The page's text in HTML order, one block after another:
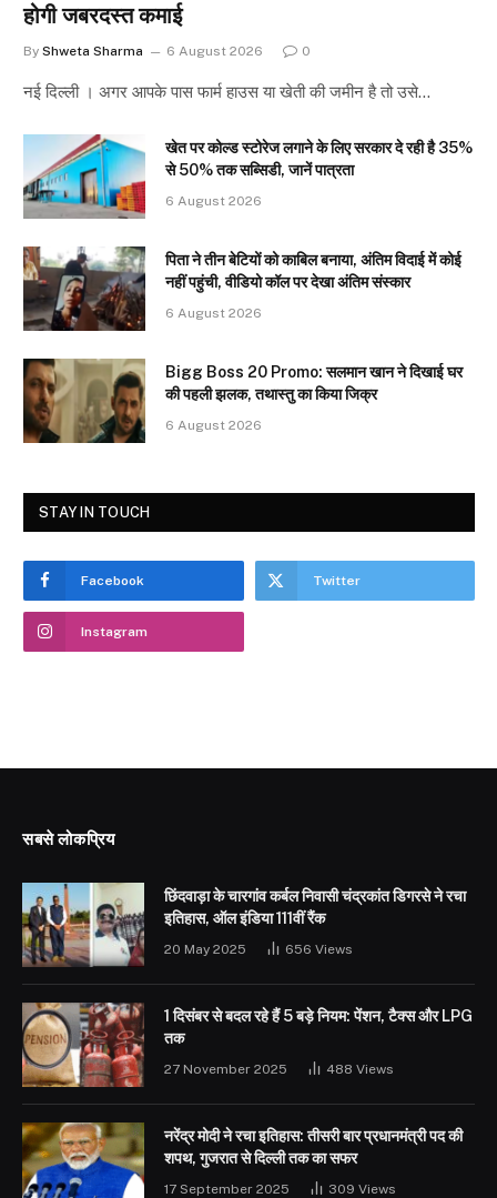
होगी जबरदस्त कमाई
By Shweta Sharma 6 August 2026 0
नई दिल्ली । अगर आपके पास फार्म हाउस या खेती की जमीन है तो उसे…
खेत पर कोल्ड स्टोरेज लगाने के लिए सरकार दे रही है 35%
से 50% तक सब्सिडी, जानें पात्रता
6 August 2026
पिता ने तीन बेटियों को काबिल बनाया, अंतिम विदाई में कोई
नहीं पहुंची, वीडियो कॉल पर देखा अंतिम संस्कार
6 August 2026
Bigg Boss 20 Promo: सलमान खान ने दिखाई घर
की पहली झलक, तथास्तु का किया जिक्र
6 August 2026
STAY IN TOUCH
Facebook Twitter
Instagram
सबसे लोकप्रिय
छिंदवाड़ा के चारगांव कर्बल निवासी चंद्रकांत डिगरसे ने रचा
इतिहास, ऑल इंडिया 111वीं रैंक
20 May 2025 656 Views
1 दिसंबर से बदल रहे हैं 5 बड़े नियम: पेंशन, टैक्स और LPG
तक
27 November 2025 488 Views
नरेंद्र मोदी ने रचा इतिहास: तीसरी बार प्रधानमंत्री पद की
शपथ, गुजरात से दिल्ली तक का सफर
17 September 2025 309 Views